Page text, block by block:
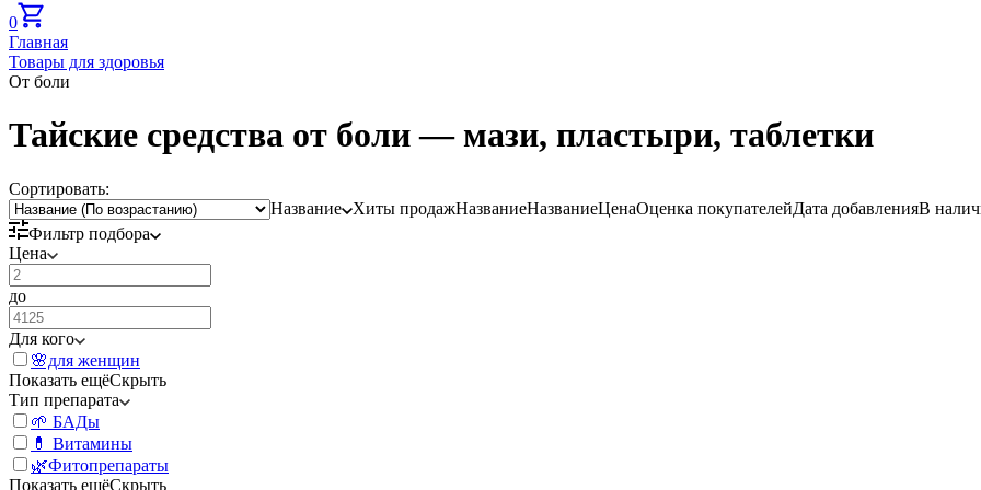
0
Главная
Товары для здоровья
От боли
Тайские средства от боли — мази, пластыри, таблетки
Сортировать:
Название
Хиты продажНазваниеНазваниеЦенаОценка покупателейДата добавленияВ
Фильтр подбора
Цена
до
Для кого
🌸для женщин
Показать ещёСкрыть
Тип препарата
🌱 БАДы
💊 Витамины
🌿Фитопрепараты
Показать ещёСкрыть